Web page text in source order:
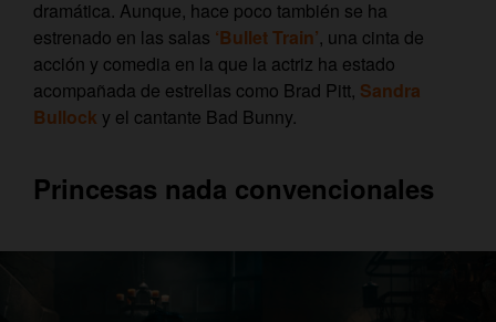
dramática. Aunque, hace poco también se ha
estrenado en las salas ‘Bullet Train’, una cinta de
acción y comedia en la que la actriz ha estado
acompañada de estrellas como Brad Pitt, Sandra
Bullock y el cantante Bad Bunny.
Princesas nada convencionales